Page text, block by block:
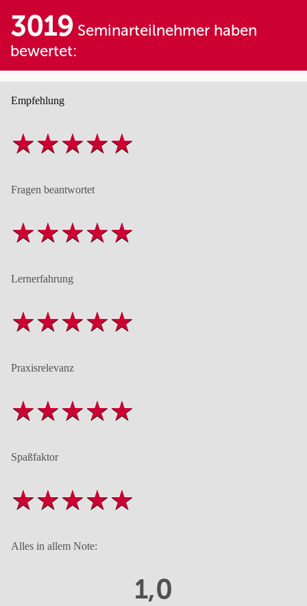
3019 Seminarteilnehmer haben
bewertet:
Empfehlung
Fragen beantwortet
Lernerfahrung
Praxisrelevanz
Spaßfaktor
Alles in allem Note:
1,0